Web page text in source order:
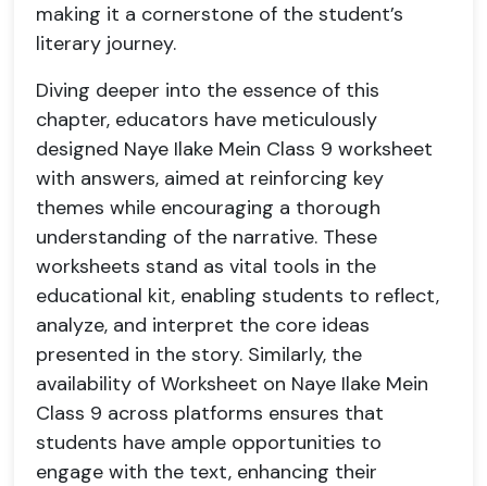
making it a cornerstone of the student’s
literary journey.
Diving deeper into the essence of this
chapter, educators have meticulously
designed Naye Ilake Mein Class 9 worksheet
with answers, aimed at reinforcing key
themes while encouraging a thorough
understanding of the narrative. These
worksheets stand as vital tools in the
educational kit, enabling students to reflect,
analyze, and interpret the core ideas
presented in the story. Similarly, the
availability of Worksheet on Naye Ilake Mein
Class 9 across platforms ensures that
students have ample opportunities to
engage with the text, enhancing their